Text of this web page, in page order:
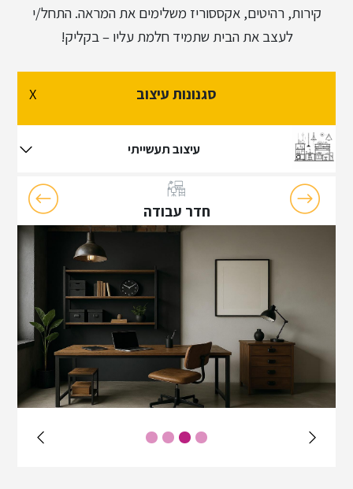
קירות, רהיטים, אקססוריז משלימים את המראה. התחל/י
לעצב את הבית שתמיד חלמת עליו – בקליק!
סגנונות עיצוב X
עיצוב תעשייתי
עיצוב כפרי
עיצוב תעשייתי
עיצוב בוהו שיק
עיצוב סקנדינבי
עיצוב מינימליסטי
חדר עבודה